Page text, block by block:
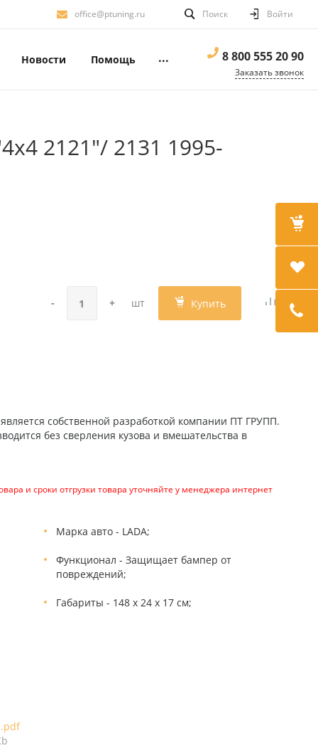
office@ptuning.ru Поиск Войти
Новости Помощь ... 8 800 555 20 90
Заказать звонок
2121"/ 2131 1995-
- + шт Купить
собственной разработкой компании ПТ ГРУПП.
без сверления кузова и вмешательства в
и сроки отгрузки товара уточняйте у менеджера интернет
Марка авто - LADA;
Функционал - Защищает бампер от
повреждений;
Габариты - 148 х 24 х 17 см;